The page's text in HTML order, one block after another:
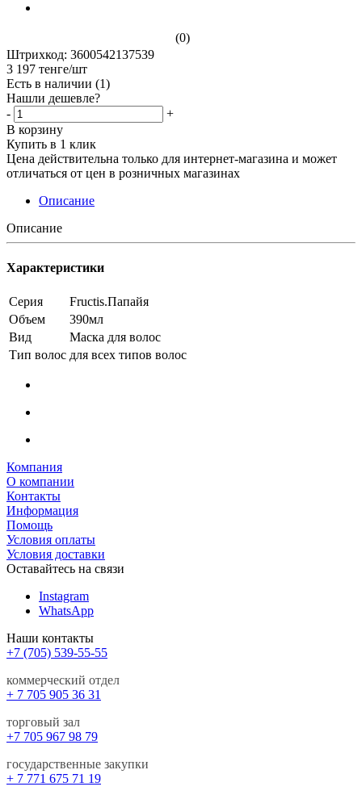
(0)
Штрихкод: 3600542137539
3 197 тенге/шт
Есть в наличии (1)
Нашли дешевле?
-
+
В корзину
Купить в 1 клик
Цена действительна только для интернет-магазина и может
отличаться от цен в розничных магазинах
Описание
Описание
Характеристики
Серия
Fructis.Папайя
Объем
390мл
Вид
Маска для волос
Тип волос для всех типов волос
Компания
О компании
Контакты
Информация
Помощь
Условия оплаты
Условия доставки
Оставайтесь на связи
Instagram
WhatsApp
Наши контакты
+7 (705) 539-55-55
коммерческий отдел
+ 7 705 905 36 31
торговый зал
+7 705 967 98 79
государственные закупки
+ 7 771 675 71 19